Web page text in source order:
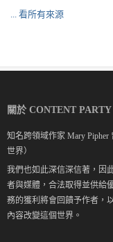
... 看所有來源
關於 CONTENT PARTY
知名跨領域作家 Mary Pipher
世界）
我們也如此深信深信著，因
者與媒體，合法取得並供給
務的獲利將會回饋予作者，
內容改變這個世界。